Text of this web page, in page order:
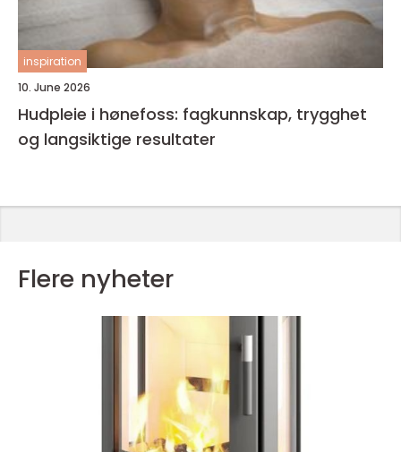
inspiration
10. June 2026
Hudpleie i hønefoss: fagkunnskap, trygghet
og langsiktige resultater
Flere nyheter